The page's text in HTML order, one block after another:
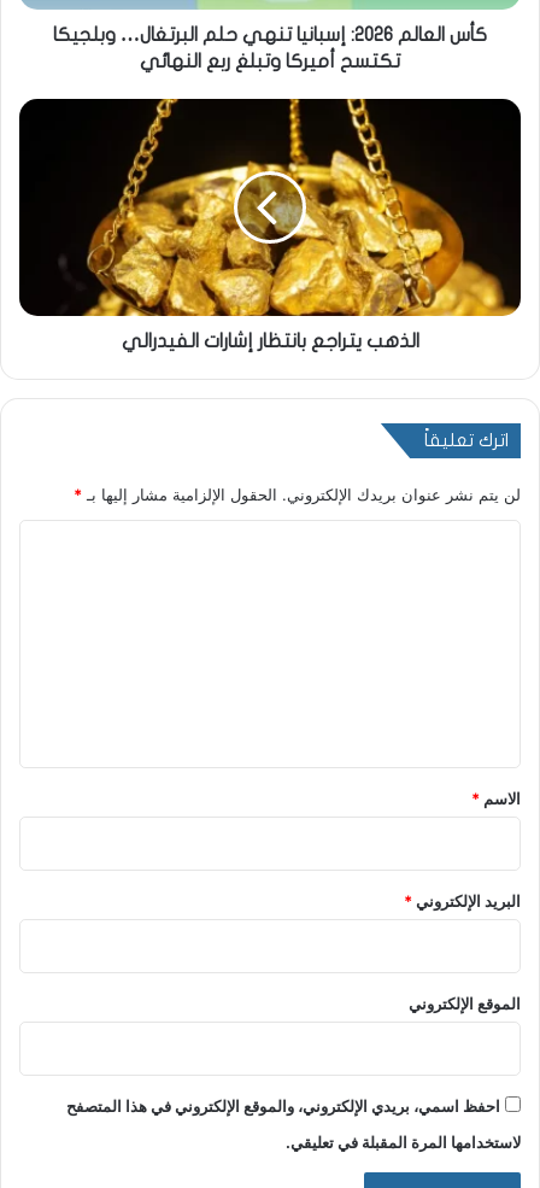
كأس العالم 2026: إسبانيا تنهي حلم البرتغال… وبلجيكا
تكتسح أميركا وتبلغ ربع النهائي
الذهب يتراجع بانتظار إشارات الفيدرالي
اترك تعليقاً
لن يتم نشر عنوان بريدك الإلكتروني. الحقول الإلزامية مشار إليها بـ *
*
الاسم *
البريد الإلكتروني*
الموقع الإلكتروني
احفظ اسمي، بريدي الإلكتروني، والموقع الإلكتروني في هذا المتصفح
لاستخدامها المرة المقبلة في تعليقي.